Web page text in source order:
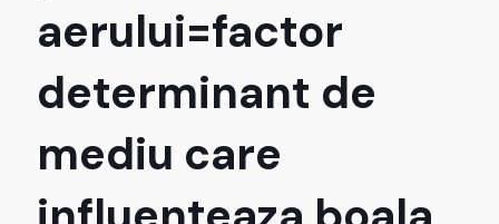
aerului=factor
determinant de
mediu care